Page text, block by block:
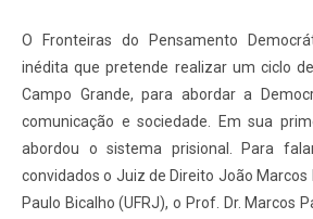
O Fronteiras do Pensamento
inédita que pretende realizar um ciclo
Campo Grande, para abordar a
comunicação e sociedade. Em sua
abordou o sistema prisional. Para
convidados o Juiz de Direito João Marcos
Paulo Bicalho (UFRJ), o Prof. Dr. Marcos